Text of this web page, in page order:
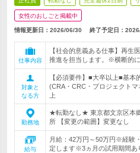
女性のおしごと掲載中
情報更新日：2026/06/30 終了予定日：
仕事内容
【社会的意義ある仕事】再生
推進を担当します。※横断的
対象と
なる方
【必須要件】■大卒以上■基
(CRA・CRC・プロジェクト
上
勤務地
★転勤なし★ 東京都文京区本
所 【変更の範囲】変更なし
給与
月給：42万円～50万円※経験
定します※3ヵ月の試用期間あ